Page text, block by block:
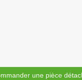
une pièce